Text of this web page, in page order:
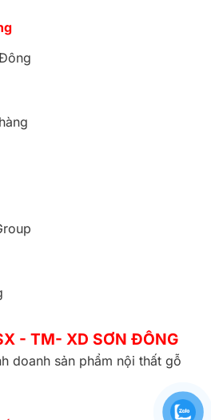
- TM- XD SƠN ĐÔNG
doanh sản phẩm nội thất gỗ